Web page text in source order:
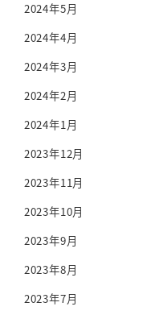
2024年5月
2024年4月
2024年3月
2024年2月
2024年1月
2023年12月
2023年11月
2023年10月
2023年9月
2023年8月
2023年7月